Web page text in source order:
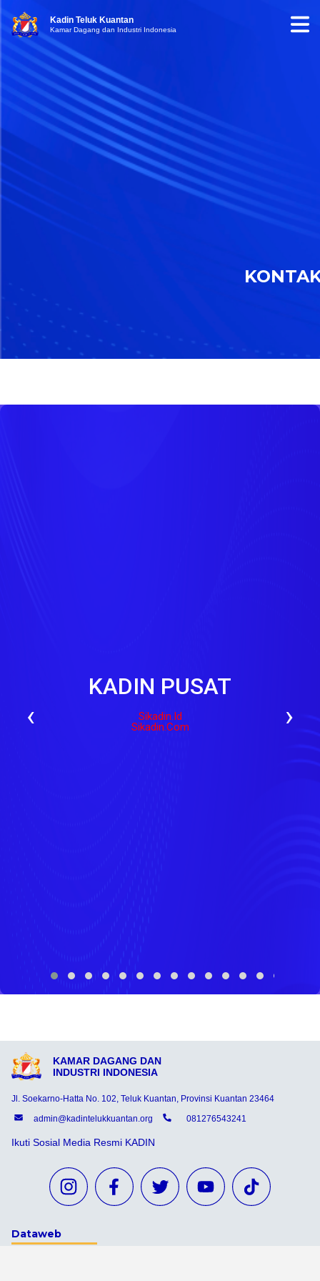
Kadin Teluk Kuantan
Kamar Dagang dan Industri Indonesia
KADIN PUSAT
Sikadin.id
Sikadin.com
‹ ›
KAMAR DAGANG DAN
INDUSTRI INDONESIA
Jl. Soekarno-Hatta No. 102, Teluk Kuantan, Provinsi Kuantan 23464
admin@kadintelukkuantan.org
081276543241
Ikuti Sosial Media Resmi KADIN
Dataweb